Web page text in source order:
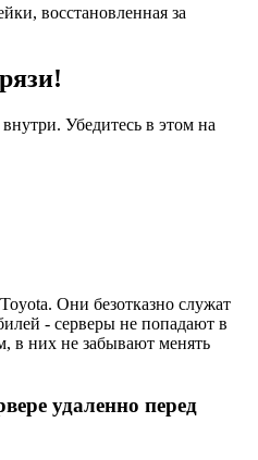
восстановленная за
Убедитесь в этом на
Они безотказно служат
- серверы не попадают в
в них не забывают менять
удаленно перед